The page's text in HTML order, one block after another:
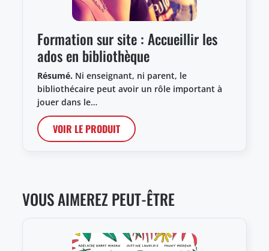
Formation sur site : Accueillir les
ados en bibliothèque
Résumé. Ni enseignant, ni parent, le
bibliothécaire peut avoir un rôle important à
jouer dans le…
VOIR LE PRODUIT
VOUS AIMEREZ PEUT-ÊTRE